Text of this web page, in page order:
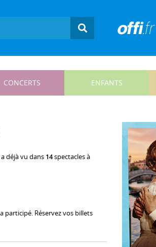
CONCERTS ENFANTS
déjà vu dans 14spectacles à
a participé. Réservez vos billets